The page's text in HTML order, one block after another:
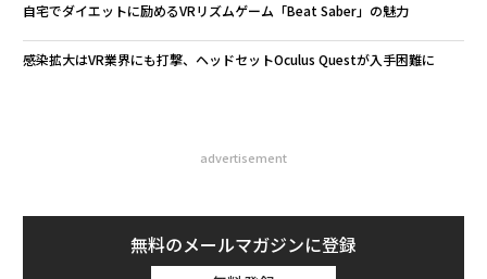
自宅でダイエットに励めるVRリズムゲーム「Beat Saber」の魅力
感染拡大はVR業界にも打撃、ヘッドセットOculus Questが入手困難に
advertisement
無料のメールマガジンに登録